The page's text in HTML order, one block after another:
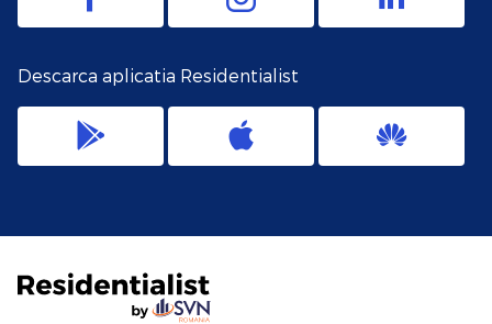
Descarca aplicatia Residentialist